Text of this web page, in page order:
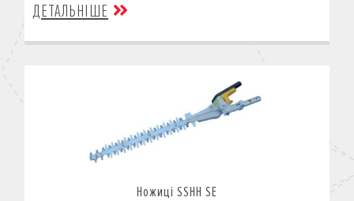
ДЕТАЛЬНІШЕ
Ножиці SSHH SE